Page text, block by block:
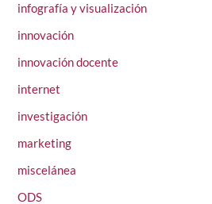
infografía y visualización
innovación
innovación docente
internet
investigación
marketing
miscelánea
ODS